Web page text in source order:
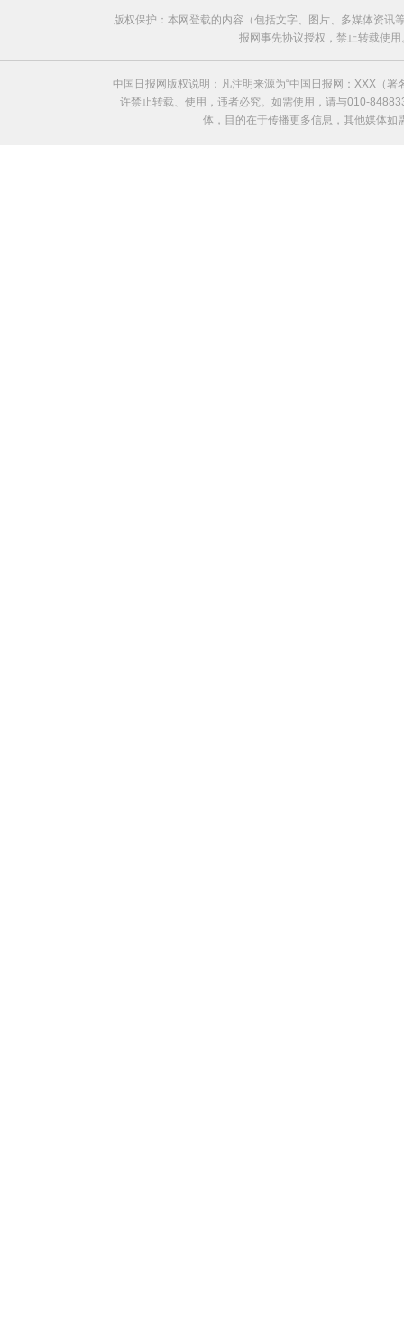
版权保护：本网登载的内容（包括文字、图片、多媒体资
报网事先协议授权，禁止转载使
中国日报网版权说明：凡注明来源为“中国日报网：XXX（
许禁止转载、使用，违者必究。如需使用，请与010-
体，目的在于传播更多信息，其他媒体